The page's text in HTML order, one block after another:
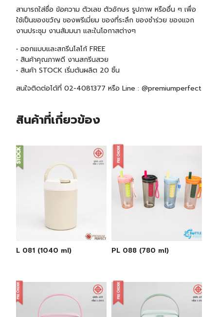
สามารถใส่ชื่อ ข้อความ ตัวเลข ตัวอักษร รูปภาพ หรืออื่น ๆ เพื่อ
ใช้เป็นของขวัญ ของพรีเมี่ยม ของที่ระลึก ของชำร่วย ของแจก
งานประชุม งานสัมมนา และในโอกาสต่างๆ
• ออกแบบและสกรีนโลโก้ FREE
• สินค้าคุณภาพดี งานสกรีนสวย
• สินค้า STOCK เริ่มต้นผลิต 20 ชิ้น
สนใจติดต่อได้ที่ 02-4081377 หรือ Line : @premiumperfect
สินค้าที่เกี่ยวข้อง
PL 081 (1040 ml) PL 088 (780 ml)